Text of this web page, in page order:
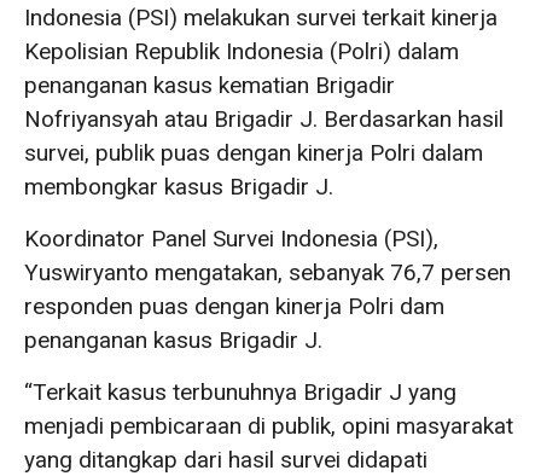
Indonesia (PSI) melakukan survei terkait kinerja
Kepolisian Republik Indonesia (Polri) dalam
penanganan kasus kematian Brigadir
Nofriyansyah atau Brigadir J. Berdasarkan hasil
survei, publik puas dengan kinerja Polri dalam
membongkar kasus Brigadir J.
Koordinator Panel Survei Indonesia (PSI),
Yuswiryanto mengatakan, sebanyak 76,7 persen
responden puas dengan kinerja Polri dam
penanganan kasus Brigadir J.
“Terkait kasus terbunuhnya Brigadir J yang
menjadi pembicaraan di publik, opini masyarakat
yang ditangkap dari hasil survei didapati